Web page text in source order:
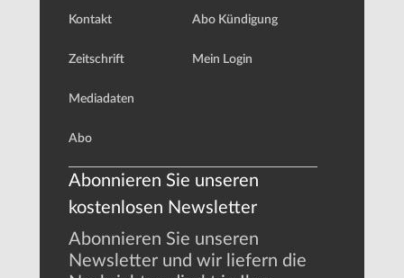
Kontakt
Zeitschrift
Mediadaten
Abo
Abo Kündigung
Mein Login
Abonnieren Sie unseren
kostenlosen Newsletter
Abonnieren Sie unseren
Newsletter und wir liefern die